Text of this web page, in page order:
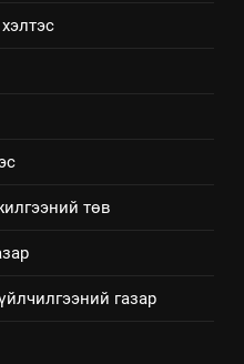
төв
газар
байгаль орчинд
талаарх
2025
ӨДРИЙГ ЗОХИОН
САЛБАР ЗӨВЛӨЛ